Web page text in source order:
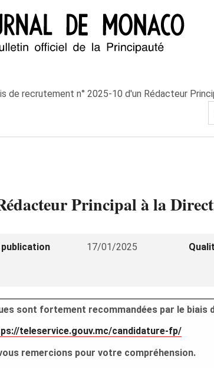
de recrutement n° 2025-10 d'un Rédacteur
Principal à la
publication 17/01/2025
sont fortement recommandées par le biais
teleservice.gouv.mc/candidature-fp/
remercions pour votre compréhension.